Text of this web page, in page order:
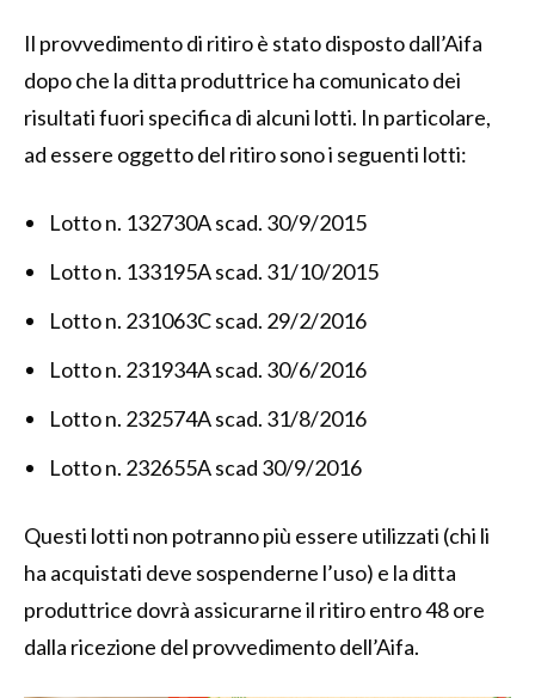
Il provvedimento di ritiro è stato disposto dall’Aifa
dopo che la ditta produttrice ha comunicato dei
risultati fuori specifica di alcuni lotti. In particolare,
ad essere oggetto del ritiro sono i seguenti lotti:
Lotto n. 132730A scad. 30/9/2015
Lotto n. 133195A scad. 31/10/2015
Lotto n. 231063C scad. 29/2/2016
Lotto n. 231934A scad. 30/6/2016
Lotto n. 232574A scad. 31/8/2016
Lotto n. 232655A scad 30/9/2016
Questi lotti non potranno più essere utilizzati (chi li
ha acquistati deve sospenderne l’uso) e la ditta
produttrice dovrà assicurarne il ritiro entro 48 ore
dalla ricezione del provvedimento dell’Aifa.